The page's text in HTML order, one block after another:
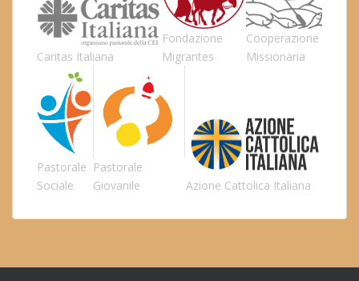
Caritas Italiana
Fondazione
Migrantes
Cooperazione
Missionaria
Pastorale
Sociale
Pastorale
Giovanile
Azione Cattolica Italiana